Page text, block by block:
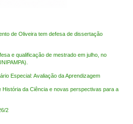
de Oliveira tem defesa de dissertação
e qualificação de mestrado em julho, no
Especial: Avaliação da Aprendizagem
História da Ciência e novas perspectivas para a
2